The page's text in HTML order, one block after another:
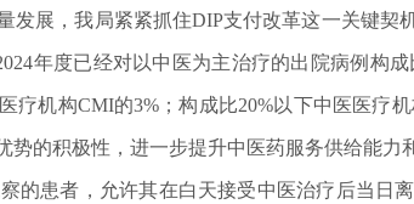
展，我局紧紧抓住DIP支付改革这一关键契
年度已经对以中医为主治疗的出院病例构
疗机构CMI的3%；构成比20%以下中医医疗
的积极性，进一步提升中医药服务供给能
的患者，允许其在白天接受中医治疗后当日